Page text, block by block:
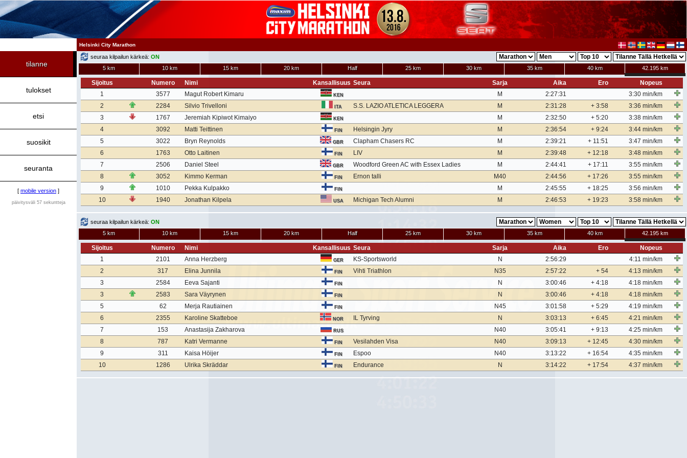
Helsinki City Marathon
tilanne
tulokset
etsi
suosikit
seuranta
[ mobile version ]
päivitysväli 57 sekuntteja
seuraa kilpailun kärkeä: ON
5 km
10 km 15 km 20 km Half 25 km 30 km 35 km 40 km 42.195 km
Sijoitus Numero Nimi Kansallisuus Seura Sarja Aika Ero
Nopeus
1
3577 Magut Robert Kimaru KEN M 2:27:31
3:30 min/km
2
2284 Silvio Trivelloni ITA S.S. LAZIO ATLETICA LEGGERA M 2:31:28 + 3:58
3:36 min/km
3
1767 Jeremiah Kipiwot Kimaiyo KEN M 2:32:50 + 5:20
3:38 min/km
4
3092 Matti Teittinen FIN Helsingin Jyry M 2:36:54 + 9:24
3:44 min/km
5
3022 Bryn Reynolds GBR Clapham Chasers RC M 2:39:21 + 11:51
3:47 min/km
6
1763 Otto Laitinen FIN LIV M 2:39:48 + 12:18
3:48 min/km
7
2506 Daniel Steel GBR Woodford Green AC with Essex Ladies M 2:44:41 + 17:11
3:55 min/km
8
3052 Kimmo Kerman FIN Ernon talli M40 2:44:56 + 17:26
3:55 min/km
9
1010 Pekka Kulpakko FIN M 2:45:55 + 18:25
3:56 min/km
10
1940 Jonathan Kilpela USA Michigan Tech Alumni M 2:46:53 + 19:23 3:58 min/km
seuraa kilpailun kärkeä: ON
5 km
10 km 15 km 20 km Half 25 km 30 km 35 km 40 km 42.195 km
Sijoitus Numero Nimi Kansallisuus Seura Sarja Aika Ero
Nopeus
1
2101 Anna Herzberg GER KS-Sportsworld N 2:56:29
4:11 min/km
2
317 Elina Junnila FIN Vihti Triathlon N35 2:57:22 + 54
4:13 min/km
3
2584 Eeva Sajanti FIN N 3:00:46 + 4:18
4:18 min/km
3
2583 Sara Väyrynen FIN N 3:00:46 + 4:18
4:18 min/km
5
62 Merja Rautiainen FIN N45 3:01:58 + 5:29
4:19 min/km
6
2355 Karoline Skatteboe NOR IL Tyrving N 3:03:13 + 6:45
4:21 min/km
7
153 Anastasija Zakharova RUS N40 3:05:41 + 9:13
4:25 min/km
8
787 Katri Vermanne FIN Vesilahden Visa N40 3:09:13 + 12:45
4:30 min/km
9
311 Kaisa Höijer FIN Espoo N40 3:13:22 + 16:54
4:35 min/km
10
1286 Ulrika Skräddar FIN Endurance N 3:14:22 + 17:54 4:37 min/km